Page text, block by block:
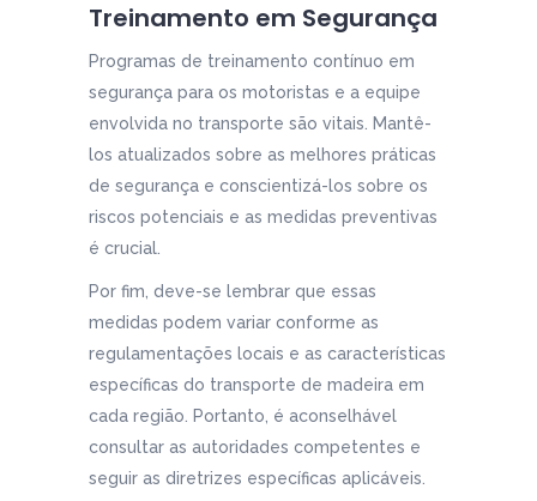
Treinamento em Segurança
Programas de treinamento contínuo em
segurança para os motoristas e a equipe
envolvida no transporte são vitais. Mantê-
los atualizados sobre as melhores práticas
de segurança e conscientizá-los sobre os
riscos potenciais e as medidas preventivas
é crucial.
Por fim, deve-se lembrar que essas
medidas podem variar conforme as
regulamentações locais e as características
específicas do transporte de madeira em
cada região. Portanto, é aconselhável
consultar as autoridades competentes e
seguir as diretrizes específicas aplicáveis.